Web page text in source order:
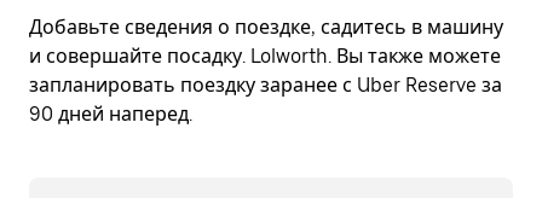
Добавьте сведения о поездке, садитесь в машину
и совершайте посадку. Lolworth. Вы также можете
запланировать поездку заранее с Uber Reserve за
90 дней наперед.